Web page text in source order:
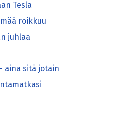
Tesla
roikkuu
juhlaa
aina sitä jotain